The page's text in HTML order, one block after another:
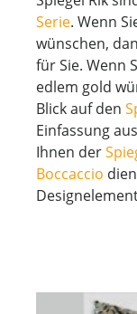
Serie. Wenn
wünschen,
für Sie. Wenn
edlem gold
Blick auf den
Einfassung
Ihnen der
Boccaccio